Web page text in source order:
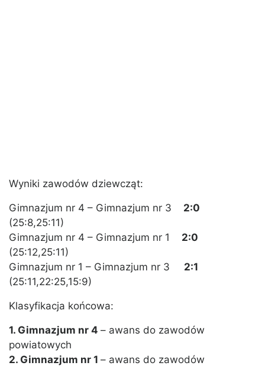
Wyniki zawodów dziewcząt:
Gimnazjum nr 4 – Gimnazjum nr 3 2:0
(25:8,25:11)
Gimnazjum nr 4 – Gimnazjum nr 1 2:0
(25:12,25:11)
Gimnazjum nr 1 – Gimnazjum nr 3
2:1
(25:11,22:25,15:9)
Klasyfikacja końcowa:
1. Gimnazjum nr 4 – awans do zawodów
powiatowych
2. Gimnazjum nr 1 – awans do zawodów